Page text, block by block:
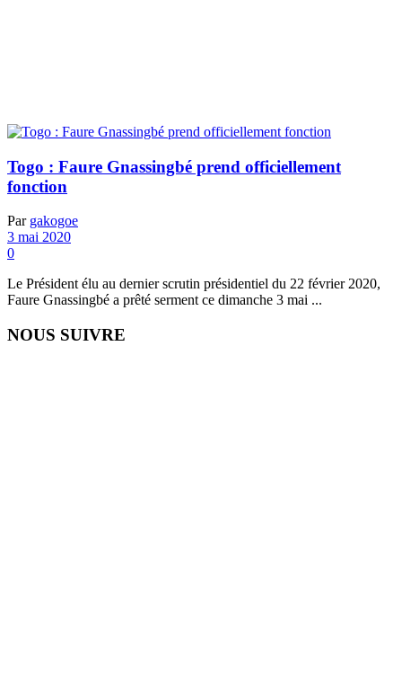
Togo : Faure Gnassingbé prend officiellement
fonction
Par gakogoe
3 mai 2020
0
Le Président élu au dernier scrutin présidentiel du 22 février 2020,
Faure Gnassingbé a prêté serment ce dimanche 3 mai ...
NOUS SUIVRE